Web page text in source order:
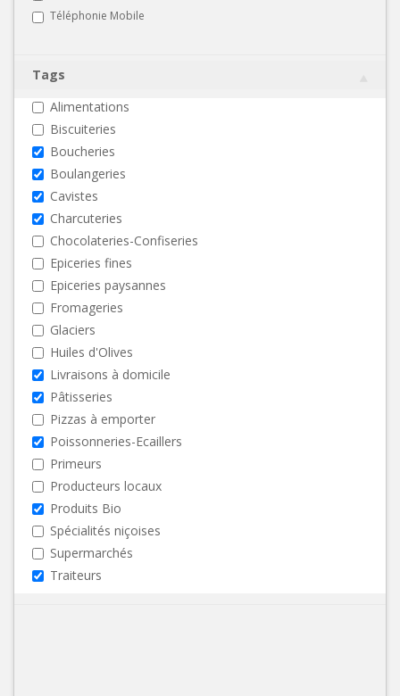
Téléphonie Mobile
Tags
Alimentations
Biscuiteries
Boucheries
Boulangeries
Cavistes
Charcuteries
Chocolateries-Confiseries
Epiceries fines
Epiceries paysannes
Fromageries
Glaciers
Huiles d'Olives
Livraisons à domicile
Pâtisseries
Pizzas à emporter
Poissonneries-Ecaillers
Primeurs
Producteurs locaux
Produits Bio
Spécialités niçoises
Supermarchés
Traiteurs